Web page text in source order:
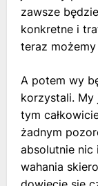
zawsze
konkretne i
teraz
A potem wy
korzystali. My
tym
żadnym
absolutnie nic
wahania